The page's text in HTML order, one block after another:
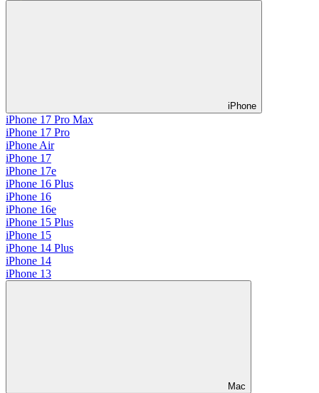
iPhone
iPhone 17 Pro Max
iPhone 17 Pro
iPhone Air
iPhone 17
iPhone 17e
iPhone 16 Plus
iPhone 16
iPhone 16e
iPhone 15 Plus
iPhone 15
iPhone 14 Plus
iPhone 14
iPhone 13
Mac